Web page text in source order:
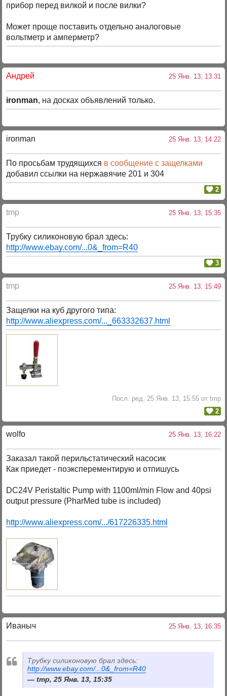
прибор перед вилкой и после вилки?
Может проще поставить отдельно аналоговые
вольтметр и амперметр?
Андрей 25 Янв. 13, 13:31
ironman, на досках объявлений только.
ironman 25 Янв. 13, 14:22
По просьбам трудящихся в сообщение с защелками
добавил ссылки на нержавячие 201 и 304
2
tmp 25 Янв. 13, 15:35
Трубку силиконовую брал здесь:
http://www.ebay.com/...0&_from=R40
3
tmp 25 Янв. 13, 15:49
Защелки на куб другого типа:
http://www.aliexpress.com/..._663332637.html
Посл. ред. 25 Янв. 13, 15:55 от tmp
2
wolfo 25 Янв. 13, 16:22
Заказал такой перильстатический насосик
Как приедет - поэксперементирую и отпишусь
DC24V Peristaltic Pump with 1100ml/min Flow and 40psi
output pressure (PharMed tube is included)
http://www.aliexpress.com/.../617226335.html
Иваныч 25 Янв. 13, 16:35
Трубку силиконовую брал здесь:
http://www.ebay.com/...0&_from=R40
tmp, 25 Янв. 13, 15:35